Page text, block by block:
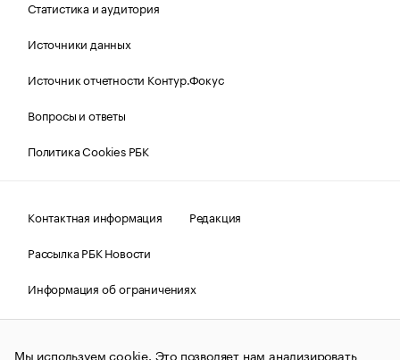
Статистика и аудитория
Источники данных
Источник отчетности Контур.Фокус
Вопросы и ответы
Политика Cookies РБК
Контактная информация
Редакция
Рассылка РБК Новости
Информация об ограничениях
Правовая информация
О соблюдении авторских прав
Мы используем cookie. Это позволяет нам анализировать